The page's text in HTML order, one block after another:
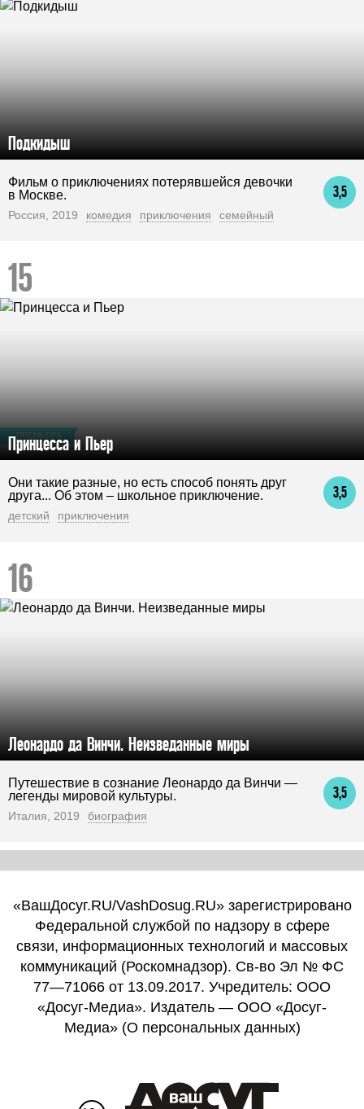
Подкидыш
3,5
Фильм о приключениях потерявшейся девочки
в Москве.
Россия, 2019 комедия приключения семейный
ПРЕМЬЕРА
Принцесса и Пьер
3,5
Они такие разные, но есть способ понять друг
друга... Об этом – школьное приключение.
детский приключения
Леонардо да Винчи. Неизведанные миры
3,5
Путешествие в сознание Леонардо да Винчи —
легенды мировой культуры.
Италия, 2019 биография
«ВашДосуг.RU/VashDosug.RU» зарегистрировано
Федеральной службой по надзору в сфере
связи, информационных технологий и массовых
коммуникаций (Роскомнадзор). Св-во Эл № ФС
77—71066 от 13.09.2017. Учредитель: ООО
«Досуг-Медиа». Издатель — ООО «Досуг-
Медиа» (О персональных данных)